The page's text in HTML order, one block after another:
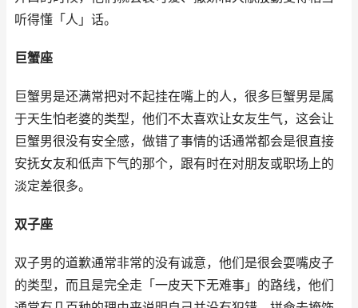
听得懂「人」话。
巨蟹座
巨蟹男是还满常把对不起挂在嘴上的人，很多巨蟹男是属
于天生怕老婆的类型，他们不太喜欢让女友生气，这会让
巨蟹男很没有安全感，做错了事情的话通常都会是很直接
安抚女友和低声下气的那个，跟有时在对朋友或职场上的
淡定差很多。
双子座
双子男的道歉通常非常的没有诚意，他们是很会耍嘴皮子
的类型，而且是完全走「一皮天下无难事」的路线，他们